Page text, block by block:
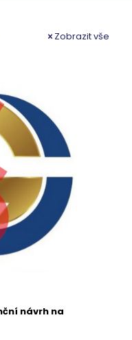
Zobrazit vše
návrh na